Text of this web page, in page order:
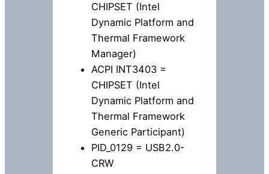
CHIPSET (Intel
Dynamic Platform and
Thermal Framework
Manager)
ACPI INT3403 =
CHIPSET (Intel
Dynamic Platform and
Thermal Framework
Generic Participant)
PID_0129 = USB2.0-
CRW